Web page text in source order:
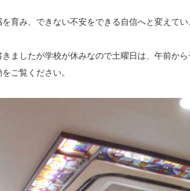
育み、できない不安をできる自信へと変えてい
ましたが学校が休みなので土曜日は、午前か
ご覧ください。